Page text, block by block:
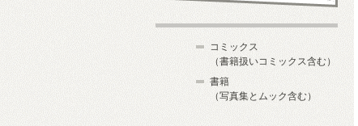
コミックス
（書籍扱いコミックス含む）
書籍
（写真集とムック含む）